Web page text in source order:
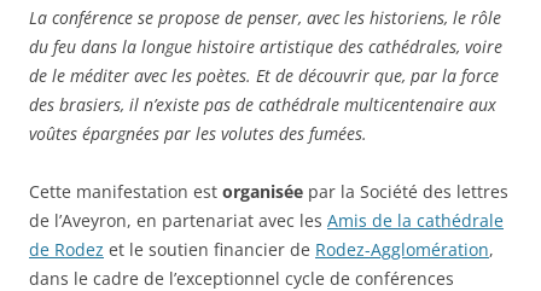
La conférence se propose de penser, avec les historiens, le rôle
du feu dans la longue histoire artistique des cathédrales, voire
de le méditer avec les poètes. Et de découvrir que, par la force
des brasiers, il n’existe pas de cathédrale multicentenaire aux
voûtes épargnées par les volutes des fumées.
Cette manifestation est organisée par la Société des lettres
de l’Aveyron, en partenariat avec les Amis de la cathédrale
de Rodez et le soutien financier de Rodez-Agglomération,
dans le cadre de l’exceptionnel cycle de conférences